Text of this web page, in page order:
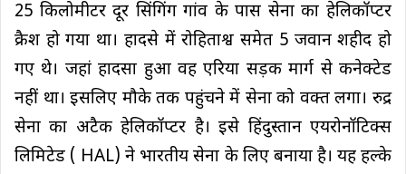
25 किलोमीटर दूर सिंगिंग गांव के पास सेना का हेलिकॉप्टर
क्रैश हो गया था। हादसे में रोहिताश्व समेत 5 जवान शहीद हो
गए थे। जहां हादसा हुआ वह एरिया सड़क मार्ग से कनेक्टेड
नहीं था। इसलिए मौके तक पहुंचने में सेना को वक्त लगा। रुद्र
सेना का अटैक हेलिकॉप्टर है। इसे हिंदुस्तान एयरोनॉटिक्स
लिमिटेड ( HAL) ने भारतीय सेना के लिए बनाया है। यह हल्के